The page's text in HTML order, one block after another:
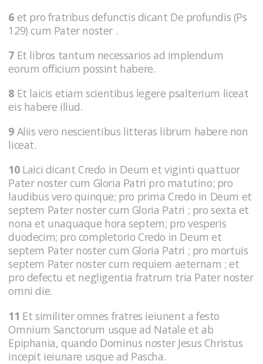
6 et pro fratribus defunctis dicant De profundis (Ps
129) cum Pater noster .
7 Et libros tantum necessarios ad implendum
eorum officium possint habere.
8 Et laicis etiam scientibus legere psalterium liceat
eis habere illud.
9 Aliis vero nescientibus litteras librum habere non
liceat.
10Laici dicant Credo in Deum et viginti quattuor
Pater noster cum Gloria Patri pro matutino; pro
laudibus vero quinque; pro prima Credo in Deum et
septem Pater noster cum Gloria Patri ; pro sexta et
nona et unaquaque hora septem; pro vesperis
duodecim; pro completorio Credo in Deum et
septem Pater noster cum Gloria Patri ; pro mortuis
septem Pater noster cum requiem aeternam ; et
pro defectu et negligentia fratrum tria Pater noster
omni die.
11 Et similiter omnes fratres ieiunent a festo
Omnium Sanctorum usque ad Natale et ab
Epiphania, quando Dominus noster Jesus Christus
incepit ieiunare usque ad Pascha.